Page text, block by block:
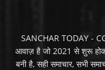
SANCHAR TODAY -
आवाज़ है जो 2021 से शुरू
बनी है, सही समाचार, सभी